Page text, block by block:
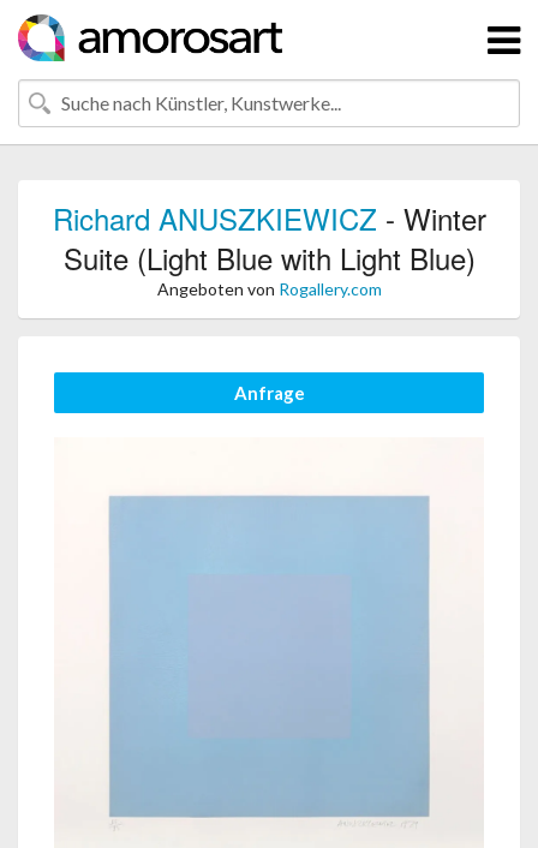
Richard ANUSZKIEWICZ - Winter
Suite (Light Blue with Light Blue)
Angeboten von Rogallery.com
Anfrage